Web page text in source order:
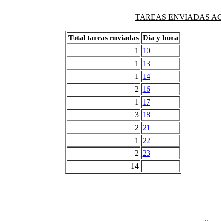
TAREAS ENVIADAS
Total tareas enviadas Dia y hora
1
10
1
13
1
14
2 16
1
17
3 18
2 21
1
22
2 23
14